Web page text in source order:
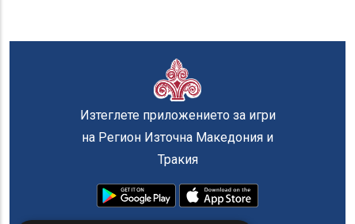
Изтеглете приложението за игри
на Регион Източна Македония и
Тракия